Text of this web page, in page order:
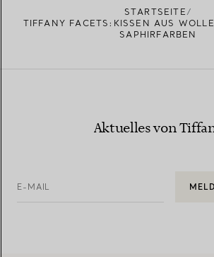
STARTSEITE
TIFFANY FACETS:KISSEN AUS
SAPHIRFARBEN
Aktuelles von
E-MAIL